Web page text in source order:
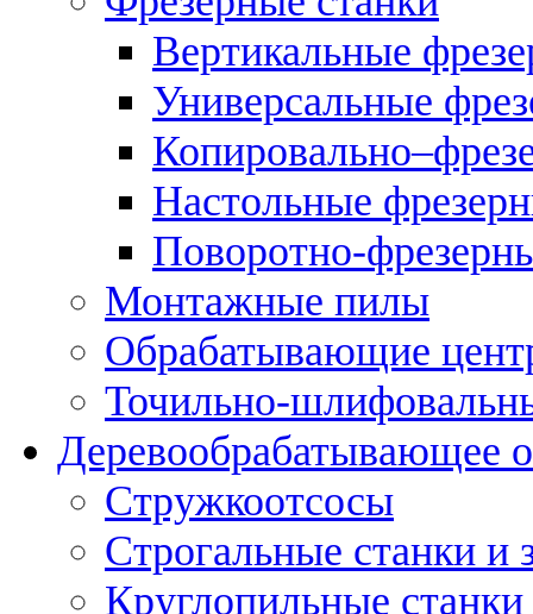
Вертикальные
Универсальные
Настольные
Поворотно-
Монтажные пилы
Обрабатывающие
Точильно-
Деревообрабатывающее
Стружкоотсосы
Строгальные станки и
Круглопильные станки